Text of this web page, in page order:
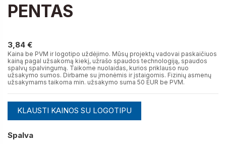
PENTAS
3,84 €
Kaina be PVM ir logotipo uždėjimo. Mūsų projektų vadovai paskaičiuos
kainą pagal užsakomą kiekį, užrašo spaudos technologiją, spaudos
spalvų spalvingumą. Taikome nuolaidas, kurios priklauso nuo
užsakymo sumos. Dirbame su įmonėmis ir įstaigomis. Fizinių asmenų
užsakymams taikoma min. užsakymo suma 50 EUR be PVM.
KLAUSTI KAINOS SU LOGOTIPU
Spalva